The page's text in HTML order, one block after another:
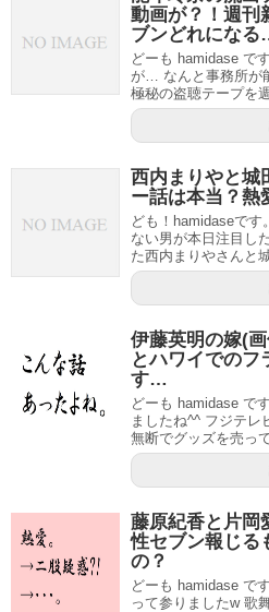
動画が？！週刊
ブンどれになる
どーも hamidase で
が… なんと事務所が
極秘の盗聴テープを
西内まりやと城
ー話は本当？熱
ども！hamidaseです
ない男が本日注目し
た西内まりやさんと
伊藤英明の嫁(
とハワイでのフ
す…
どーも hamidase で
ましたね^^ フジテレ
無断でグッズを売っ
藤原紀香と片岡
性セブン報じる
の？
どーも hamidase で
って参りましたw 歌